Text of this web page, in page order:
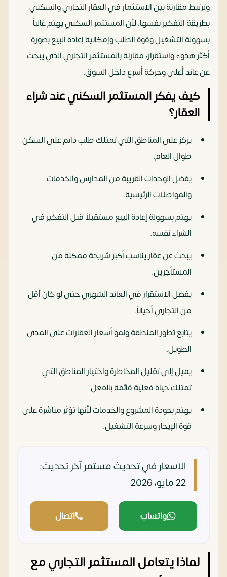
وترتبط مقارنة بين الاستثمار في العقار التجاري والسكني
بطريقة التفكير نفسها، لأن المستثمر السكني يهتم غالباً
بسهولة التشغيل وقوة الطلب وإمكانية إعادة البيع بصورة
أكثر هدوء واستقرار، مقارنة بالمستثمر التجاري الذي يبحث
عن عائد أعلى وحركة أسرع داخل السوق.
كيف يفكر المستثمر السكني عند شراء
العقار؟
يركز على المناطق التي تمتلك طلب دائم على السكن
طوال العام.
يفضل الوحدات القريبة من المدارس والخدمات
والمواصلات الرئيسية.
يهتم بسهولة إعادة البيع مستقبلاً قبل التفكير في
الشراء نفسه.
يبحث عن عقار يناسب أكبر شريحة ممكنة من
المستأجرين.
يفضل الاستقرار في العائد الشهري حتى لو كان أقل
من التجاري أحياناً.
يتابع تطور المنطقة ونمو أسعار العقارات على المدى
الطويل.
يميل إلى تقليل المخاطرة واختيار المناطق التي
تمتلك حياة فعلية قائمة بالفعل.
يهتم بجودة المشروع والخدمات لأنها تؤثر مباشرة على
قوة الإيجار وسرعة التشغيل.
الاسعار في تحديث مستمرآخر تحديث:
22 مايو، 2026
واتساب اتصال
لماذا يتعامل المستثمر التجاري مع